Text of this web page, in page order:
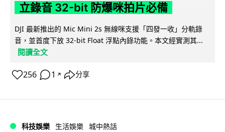
立錄音 32-bit 防爆咪拍片必備
DJI 最新推出的 Mic Mini 2s 無線咪支援「四發一收」分軌錄
音，並首度下放 32-bit Float 浮點內錄功能。本文經實測其...
閱讀全文
256 1 ↗ 分享
科技娛樂 生活娛樂 城中熱話